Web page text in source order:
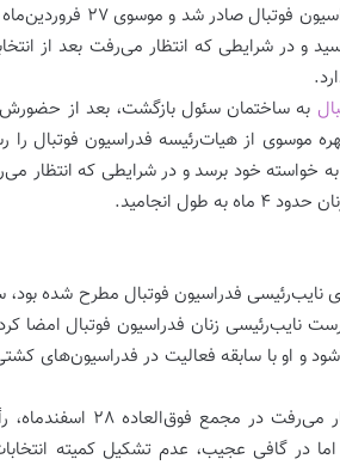
و در شرایطی که انتظار می‌رفت بعد از
به ساختمان سئول بازگشت، بعد از
موسوی از هیات‌رئیسه فدراسیون فوتبال را
به خواسته خود برسد و در شرایطی که
انجامید.
فدراسیون فوتبال مطرح شده بود،
سرپرست نایب‌رئیسی زنان فدراسیون فوتبال
و او با سابقه فعالیت در فدراسیون‌های کشتی
در شرایطی در نقش سرپرست منصوب شد که
در گافی عجیب، عدم تشکیل کمیته